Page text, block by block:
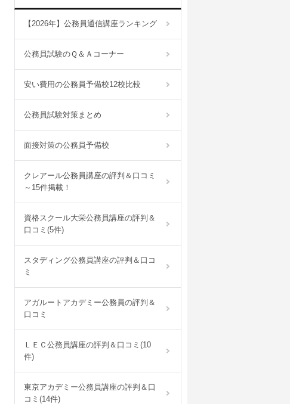
【2026年】公務員通信講座ランキング
公務員試験のＱ＆Ａコーナー
安い費用の公務員予備校12校比較
公務員試験対策まとめ
面接対策の公務員予備校
クレアール公務員講座の評判＆口コミ
～15件掲載！
資格スクール大栄公務員講座の評判＆
口コミ(5件)
スタディング公務員講座の評判＆口コ
ミ
アガルートアカデミー公務員の評判＆
口コミ
ＬＥＣ公務員講座の評判＆口コミ(10
件)
東京アカデミー公務員講座の評判＆口
コミ(14件)